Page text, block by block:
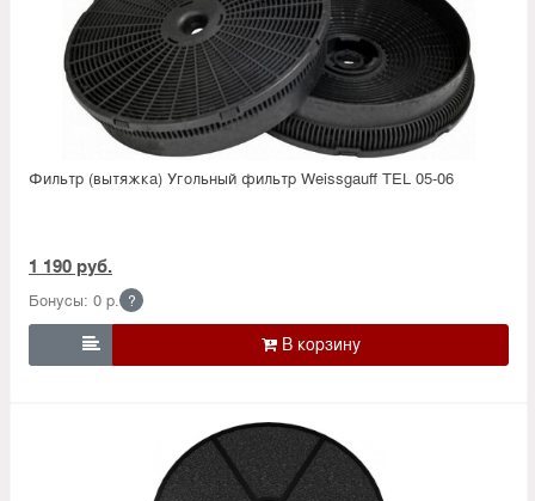
Фильтр (вытяжка) Угольный фильтр Weissgauff TEL 05-06
1 190 руб.
Бонусы: 0 р. ?
